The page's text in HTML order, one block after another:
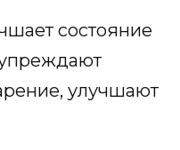
состояние
улучшают